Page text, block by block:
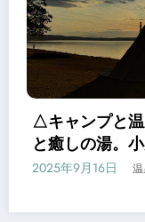
△キャンプと
と癒しの湯。
民の森温泉浴場
2025年9月16日